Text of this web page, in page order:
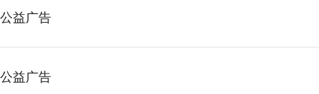
公益广告
公益广告